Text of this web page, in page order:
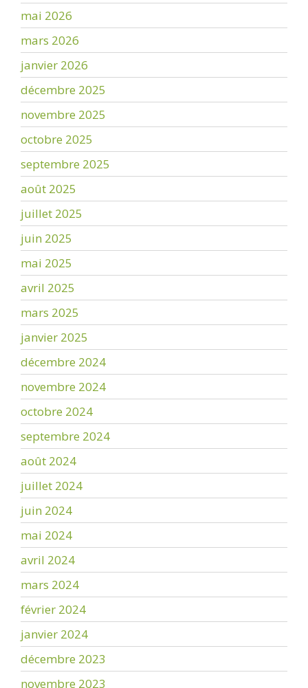
mai 2026
mars 2026
janvier 2026
décembre 2025
novembre 2025
octobre 2025
septembre 2025
août 2025
juillet 2025
juin 2025
mai 2025
avril 2025
mars 2025
janvier 2025
décembre 2024
novembre 2024
octobre 2024
septembre 2024
août 2024
juillet 2024
juin 2024
mai 2024
avril 2024
mars 2024
février 2024
janvier 2024
décembre 2023
novembre 2023